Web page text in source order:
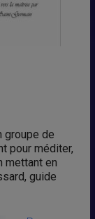
groupe de
pour méditer,
mettant en
guide